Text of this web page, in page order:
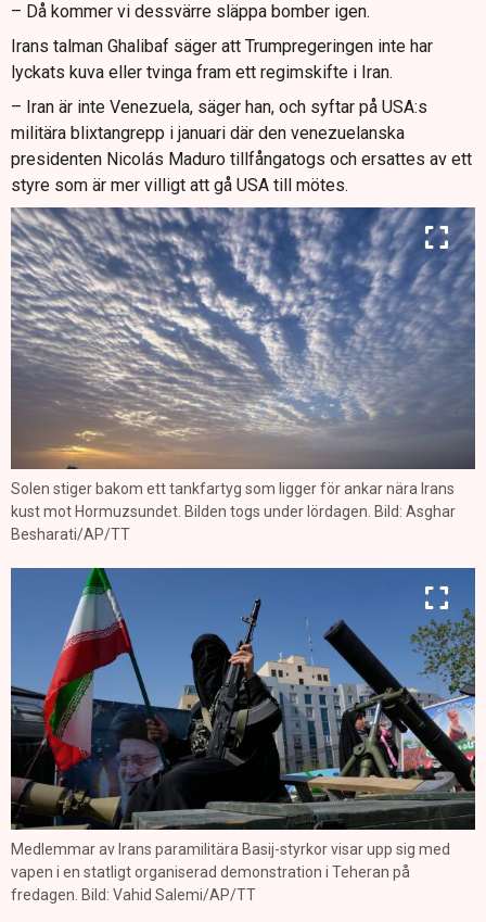
– Då kommer vi dessvärre släppa bomber igen.
Irans talman Ghalibaf säger att Trumpregeringen inte har
lyckats kuva eller tvinga fram ett regimskifte i Iran.
– Iran är inte Venezuela, säger han, och syftar på USA:s
militära blixtangrepp i januari där den venezuelanska
presidenten Nicolás Maduro tillfångatogs och ersattes av ett
styre som är mer villigt att gå USA till mötes.
Solen stiger bakom ett tankfartyg som ligger för ankar nära Irans
kust mot Hormuzsundet. Bilden togs under lördagen. Bild: Asghar
Besharati/AP/TT
Medlemmar av Irans paramilitära Basij-styrkor visar upp sig med
vapen i en statligt organiserad demonstration i Teheran på
fredagen. Bild: Vahid Salemi/AP/TT